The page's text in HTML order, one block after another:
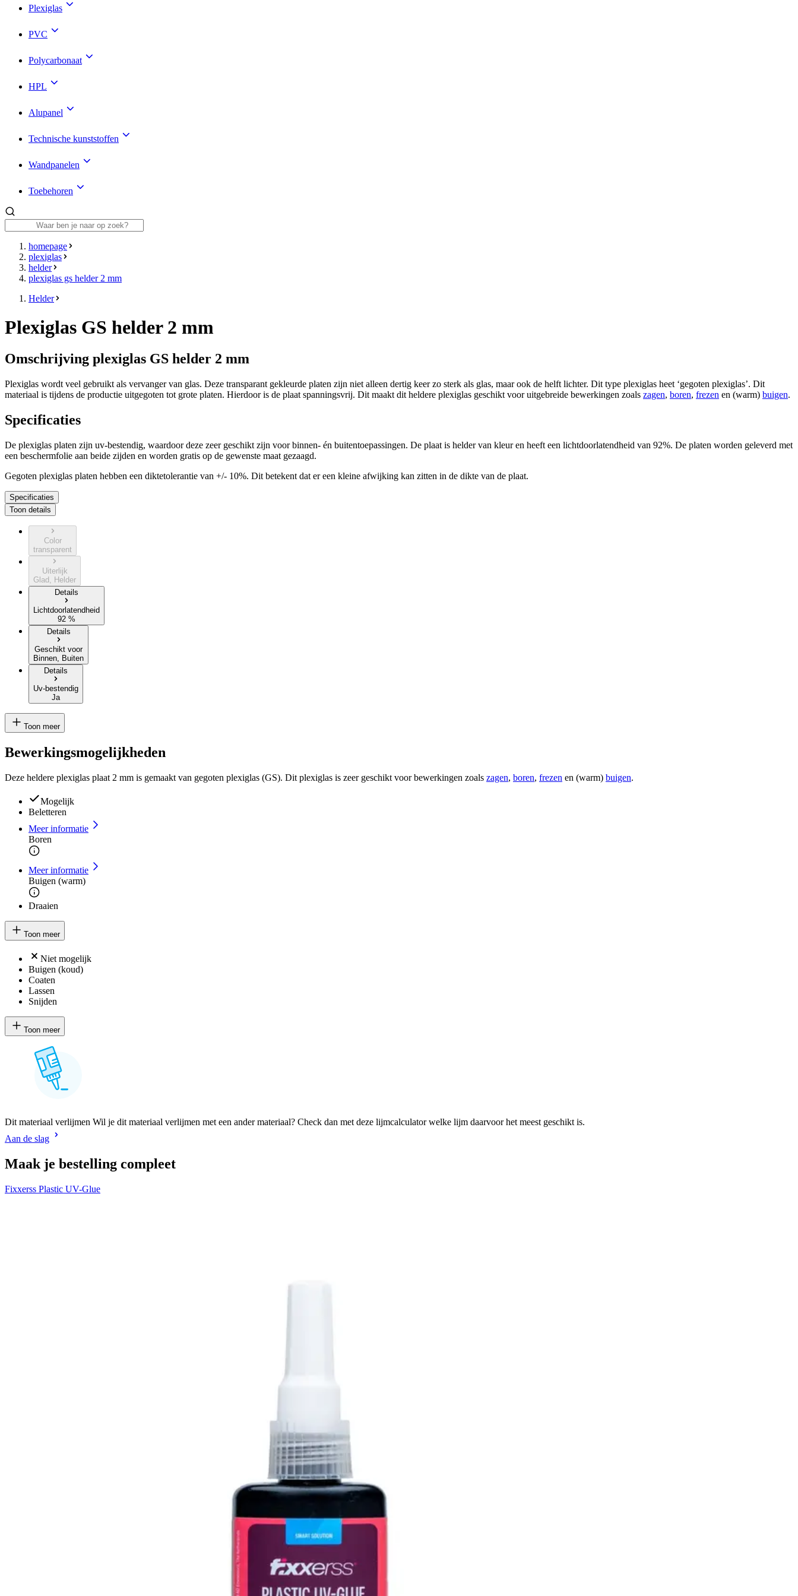
Plexiglas
PVC
Polycarbonaat
HPL
Alupanel
Technische kunststoffen
Wandpanelen
Toebehoren
homepage
plexiglas
helder
plexiglas gs helder 2 mm
Helder
Plexiglas GS helder 2 mm
Omschrijving plexiglas GS helder 2 mm
Plexiglas wordt veel gebruikt als vervanger van glas. Deze transparant gekleurde platen zijn niet alleen dertig keer zo sterk als glas, maar ook de helft lichter. Dit type plexiglas heet ‘gegoten plexiglas’. Dit
materiaal is tijdens de productie uitgegoten tot grote platen. Hierdoor is de plaat spanningsvrij. Dit maakt dit heldere plexiglas geschikt voor uitgebreide bewerkingen zoals zagen, boren, frezen en (warm) buigen.
Specificaties
De plexiglas platen zijn uv-bestendig, waardoor deze zeer geschikt zijn voor binnen- én buitentoepassingen. De plaat is helder van kleur en heeft een lichtdoorlatendheid van 92%. De platen worden geleverd met
een beschermfolie aan beide zijden en worden gratis op de gewenste maat gezaagd.
Gegoten plexiglas platen hebben een diktetolerantie van +/- 10%. Dit betekent dat er een kleine afwijking kan zitten in de dikte van de plaat.
Specificaties
Toon details
Color
transparent
Uiterlijk
Glad, Helder
Details
Lichtdoorlatendheid
92 %
Details
Geschikt voor
Binnen, Buiten
Details
Uv-bestendig
Ja
Toon meer
Bewerkingsmogelijkheden
Deze heldere plexiglas plaat 2 mm is gemaakt van gegoten plexiglas (GS). Dit plexiglas is zeer geschikt voor bewerkingen zoals zagen, boren, frezen en (warm) buigen.
Mogelijk
Beletteren
Meer informatie
Boren
Meer informatie
Buigen (warm)
Draaien
Toon meer
Niet mogelijk
Buigen (koud)
Coaten
Lassen
Snijden
Toon meer
Dit materiaal verlijmen Wil je dit materiaal verlijmen met een ander materiaal? Check dan met deze lijmcalculator welke lijm daarvoor het meest geschikt is.
Aan de slag
Maak je bestelling compleet
Fixxerss Plastic UV-Glue